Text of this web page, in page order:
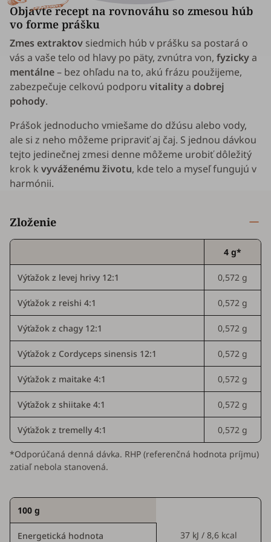
Objavte recept na rovnováhu so zmesou húb
vo forme prášku
Zmes extraktov siedmich húb v prášku sa postará o
vás a vaše telo od hlavy po päty, zvnútra von, fyzickya
mentálne– bez ohľadu na to, akú frázu použijeme,
zabezpečuje celkovú podporu vitalitya dobrej
pohody.
Prášok jednoducho vmiešame do džúsu alebo vody,
ale si z neho môžeme pripraviť aj čaj. S jednou dávkou
tejto jedinečnej zmesi denne môžeme urobiť dôležitý
krok k vyváženému životu, kde telo a myseľ fungujú v
harmónii.
Zloženie
4 g*
Výťažok z levej hrivy 12:1 0,572 g
Výťažok z reishi 4:1 0,572 g
Výťažok z chagy 12:1 0,572 g
Výťažok z Cordyceps sinensis 12:1 0,572 g
Výťažok z maitake 4:1 0,572 g
Výťažok z shiitake 4:1 0,572 g
Výťažok z tremelly 4:1 0,572 g
*Odporúčaná denná dávka. RHP (referenčná hodnota príjmu)
zatiaľ nebola stanovená.
100 g
Energetická hodnota 37 kJ / 8,6 kcal